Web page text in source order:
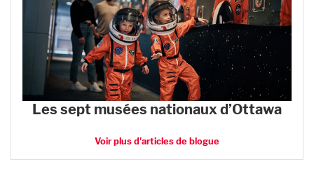
Les sept musées nationaux d’Ottawa
Voir plus d'articles de blogue